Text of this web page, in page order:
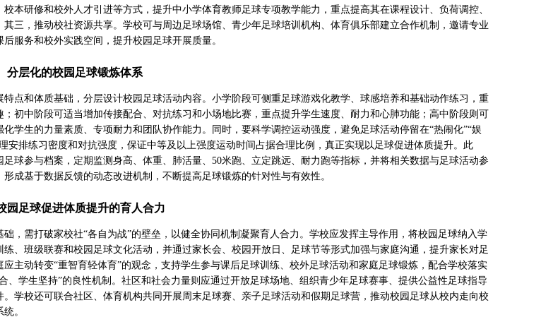
本研修和校外人才引进等方式，提升中小学体育教师足球专项教学能力，重点提高其在课程设计、负荷调控、
三，推动校社资源共享。学校可与周边足球场馆、青少年足球培训机构、体育俱乐部建立合作机制，邀请专业
服务和校外实践空间，提升校园足球开展质量。
分层化的校园足球锻炼体系
点和体质基础，分层设计校园足球活动内容。小学阶段可侧重足球游戏化教学、球感培养和基础动作练习，重
初中阶段可适当增加传接配合、对抗练习和小场地比赛，重点提升学生速度、耐力和心肺功能；高中阶段则可
学生的力量素质、专项耐力和团队协作能力。同时，要科学调控运动强度，避免足球活动停留在“热闹化”“娱
安排练习密度和对抗强度，保证中等及以上强度运动时间占据合理比例，真正实现以足球促进体质提升。此
球参与档案，定期监测身高、体重、肺活量、50米跑、立定跳远、耐力跑等指标，并将相关数据与足球活动参
成基于数据反馈的动态改进机制，不断提高足球锻炼的针对性与有效性。
园足球促进体质提升的育人合力
，需打破家校社“各自为战”的壁垒，以健全协同机制凝聚育人合力。学校应发挥主导作用，将校园足球纳入学
、班级联赛和校园足球文化活动，并通过家长会、校园开放日、足球节等形式加强与家庭沟通，提升家长对足
主动转变“重智育轻体育”的观念，支持学生参与课后足球训练、校外足球活动和家庭足球锻炼，配合学校落实
、学生坚持”的良性机制。社区和社会力量则应通过开放足球场地、组织青少年足球赛事、提供公益性足球指导
学校还可联合社区、体育机构共同开展周末足球赛、亲子足球活动和假期足球营，推动校园足球从校内走向校
。